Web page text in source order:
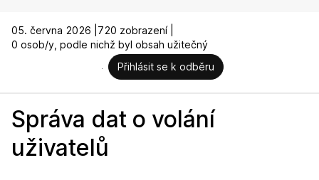
05. června 2026 | 720 zobrazení |
0 osob/y, podle nichž byl obsah užitečný
Přihlásit se k odběru
Správa dat o volání
uživatelů